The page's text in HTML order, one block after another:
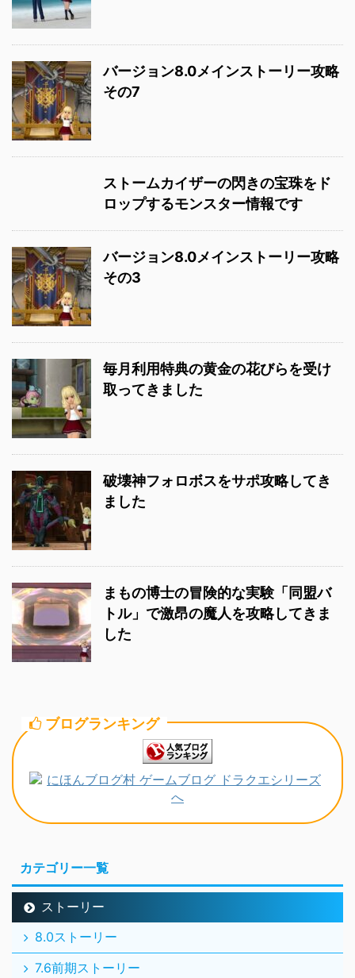
バージョン8.0メインストーリー攻略
その7
ストームカイザーの閃きの宝珠をド
ロップするモンスター情報です
バージョン8.0メインストーリー攻略
その3
毎月利用特典の黄金の花びらを受け
取ってきました
破壊神フォロボスをサポ攻略してき
ました
まもの博士の冒険的な実験「同盟バ
トル」で激昂の魔人を攻略してきま
した
ブログランキング
カテゴリー一覧
ストーリー
8.0ストーリー
7.6前期ストーリー